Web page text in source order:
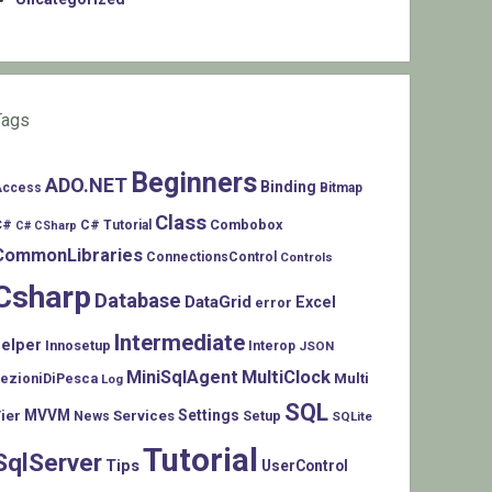
ADO.NET Beginners Binding Bitmap
C# CSharp C# Tutorial Class Combobox
ConnectionsControl Controls
Database DataGrid error Excel
Innosetup Intermediate Interop JSON
Log MiniSqlAgent MultiClock Multi
MVVM News Services Settings Setup SQL SQLite
TipsTutorial UserControl